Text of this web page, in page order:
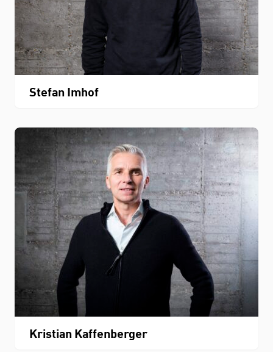
Stefan Imhof
Kristian Kaffenberger